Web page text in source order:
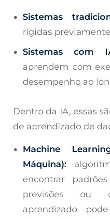
Sistemas
rígidas
Sistemas com
aprendem com
desempenho ao
Dentro da IA, essas
de aprendizado de
Machine
Máquina):
encontrar
previsões ou
aprendizado